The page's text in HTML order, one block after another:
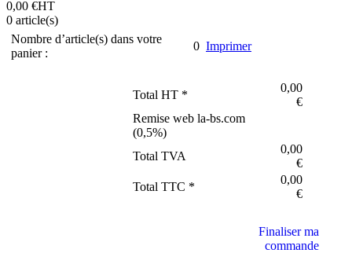
0,00 €HT
0 article(s)
Nombre d’article(s) dans votre
panier :
0 Imprimer
Total HT *
0,00
€
Remise web la-bs.com
(0,5%)
Total TVA
0,00
€
Total TTC *
0,00
€
Finaliser ma
commande